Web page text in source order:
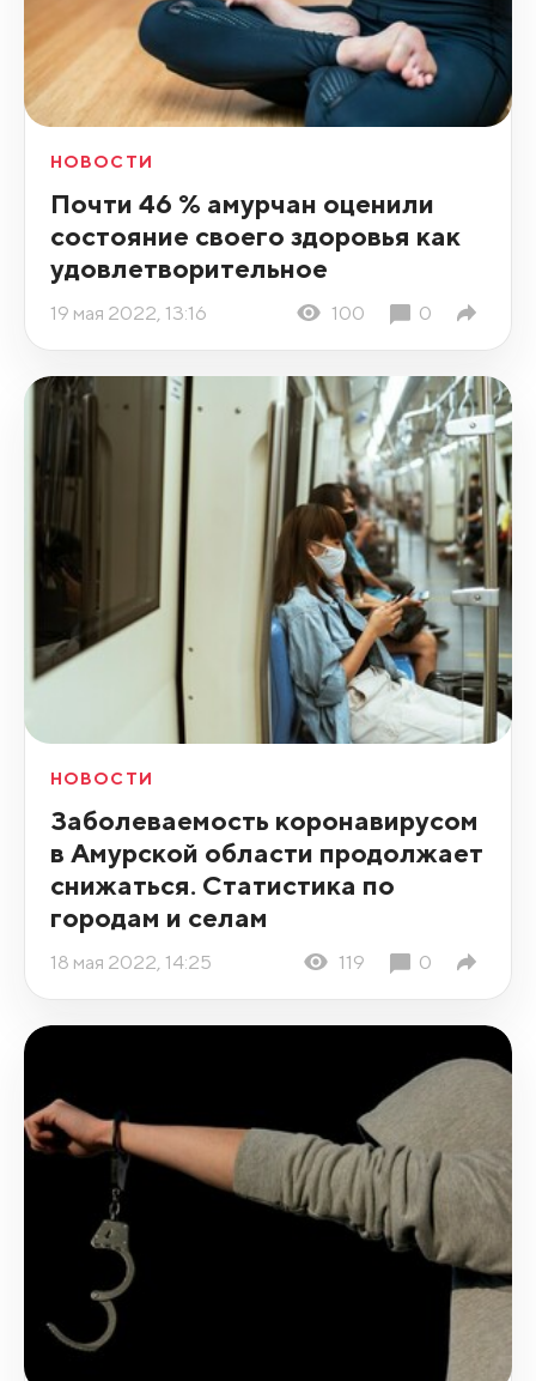
НОВОСТИ
Почти 46 % амурчан оценили
состояние своего здоровья как
удовлетворительное
19 мая 2022, 13:16 100 0
НОВОСТИ
Заболеваемость коронавирусом
в Амурской области продолжает
снижаться. Статистика по
городам и селам
18 мая 2022, 14:25 119 0